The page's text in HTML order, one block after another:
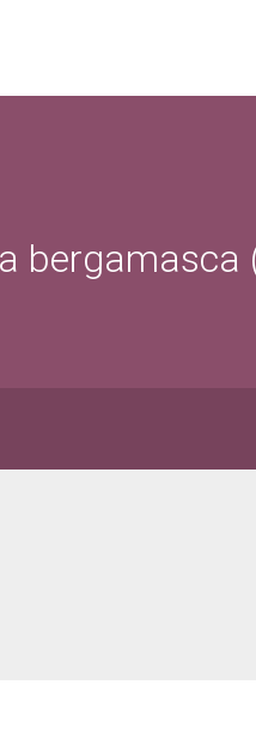
bergamasca